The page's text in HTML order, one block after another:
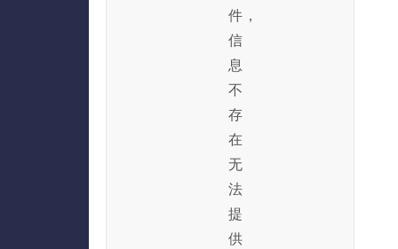
件，
信
息
不
存
在
无
法
提
供